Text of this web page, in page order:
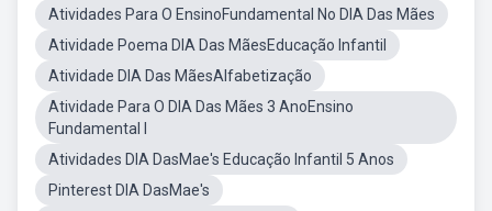
Atividades Para O EnsinoFundamental No DIA Das Mães
Atividade Poema DIA Das MãesEducação Infantil
Atividade DIA Das MãesAlfabetização
Atividade Para O DIA Das Mães 3 AnoEnsino
Fundamental I
Atividades DIA DasMae's Educação Infantil 5 Anos
Pinterest DIA DasMae's